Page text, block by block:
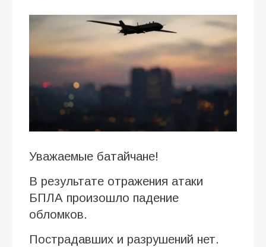
Уважаемые батайчане!
В результате отражения атаки
БПЛА произошло падение
обломков.
Пострадавших и разрушений нет.